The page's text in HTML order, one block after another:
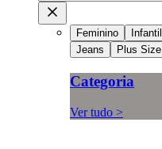
Feminino Infantil
Jeans
Plus Size
Categoria
Ver tudo >